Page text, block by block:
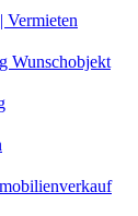
Vermieten
Wunschobjekt